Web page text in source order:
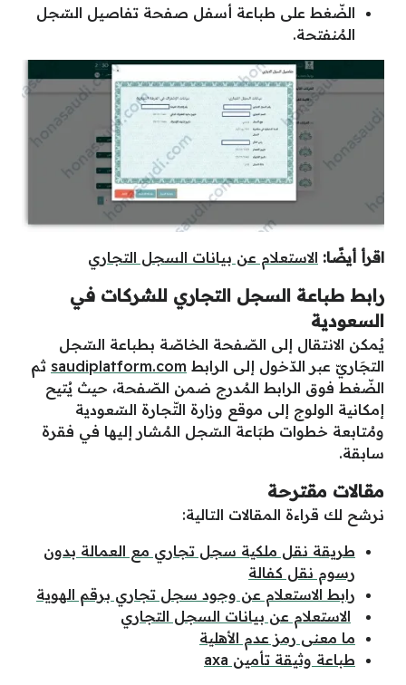
الضّغط على طباعة أسفل صفحة تفاصيل السّجل
المُنفتحة.
اقرأ أيضًا: الاستعلام عن بيانات السجل التجاري
رابط طباعة السجل التجاري للشركات في
السعودية
يُمكن الانتقال إلى الصّفحة الخاصّة بطباعة السّجل
التجَاريّ عبر الدّخول إلى الرابط saudiplatform.com ثم
الضّغط فوق الرابط المُدرج ضمن الصّفحة، حيث يُتيح
إمكانية الولوج إلى موقع وزارة التّجارة السّعودية
ومُتابعة خطوات طبَاعة السّجل المُشار إليها في فقرة
سابقة.
مقالات مقترحة
نرشح لك قراءة المقالات التالية:
طريقة نقل ملكية سجل تجاري مع العمالة بدون
رسوم نقل كفالة
رابط الاستعلام عن وجود سجل تجاري برقم الهوية
الاستعلام عن بيانات السجل التجاري
ما معنى رمز عدم الأهلية
طباعة وثيقة تأمين axa